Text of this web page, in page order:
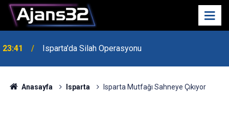
23:41
Isparta'da Silah Operasyonu
23:21
6 Mart Spor Salonu Yeniden Yükseliyor
Anasayfa Isparta Isparta Mutfağı Sahneye Çıkıyor